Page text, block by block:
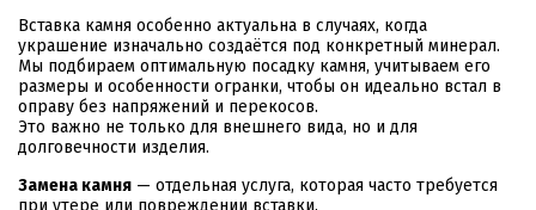
Вставка камня особенно актуальна в случаях, когда
украшение изначально создаётся под конкретный минерал.
Мы подбираем оптимальную посадку камня, учитываем его
размеры и особенности огранки, чтобы он идеально встал в
оправу без напряжений и перекосов.
Это важно не только для внешнего вида, но и для
долговечности изделия.
Замена камня — отдельная услуга, которая часто требуется